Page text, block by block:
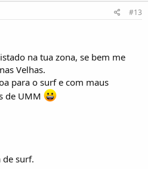
#13
na tua zona, se bem me
Velhas.
para o surf e com maus
de UMM
de surf.